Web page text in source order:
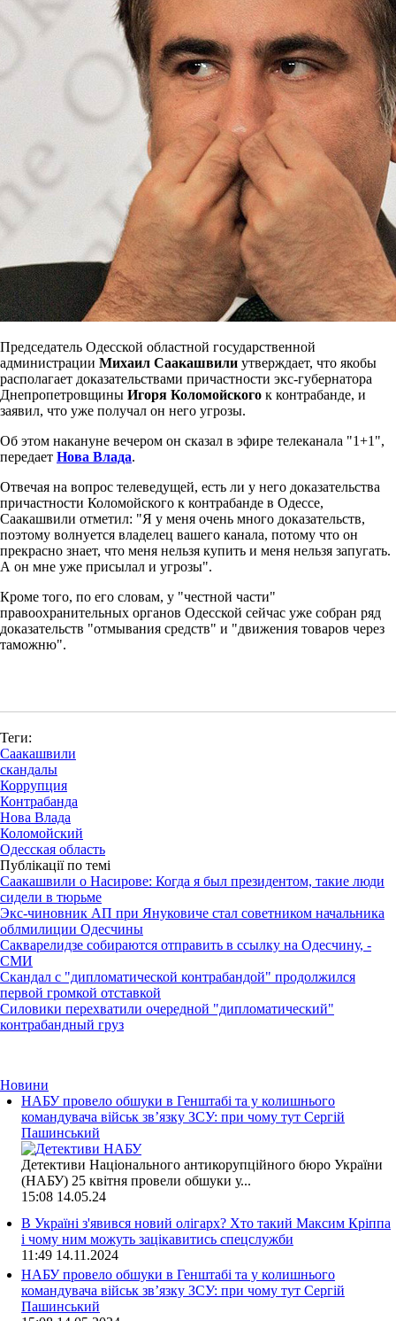
Председатель Одесской областной государственной
администрации Михаил Саакашвили утверждает, что якобы
располагает доказательствами причастности экс-губернатора
Днепропетровщины Игоря Коломойского к контрабанде, и
заявил, что уже получал он него угрозы.
Об этом накануне вечером он сказал в эфире телеканала "1+1",
передает Нова Влада.
Отвечая на вопрос телеведущей, есть ли у него доказательства
причастности Коломойского к контрабанде в Одессе,
Саакашвили отметил: "Я у меня очень много доказательств,
поэтому волнуется владелец вашего канала, потому что он
прекрасно знает, что меня нельзя купить и меня нельзя запугать.
А он мне уже присылал и угрозы".
Кроме того, по его словам, у "честной части"
правоохранительных органов Одесской сейчас уже собран ряд
доказательств "отмывания средств" и "движения товаров через
таможню".
Теги:
Саакашвили
скандалы
Коррупция
Контрабанда
Нова Влада
Коломойский
Одесская область
Публікації по темі
Саакашвили о Насирове: Когда я был президентом, такие люди
сидели в тюрьме
Экс-чиновник АП при Януковиче стал советником начальника
облмилиции Одесчины
Сакварелидзе собираются отправить в ссылку на Одесчину, -
СМИ
Скандал с "дипломатической контрабандой" продолжился
первой громкой отставкой
Силовики перехватили очередной "дипломатический"
контрабандный груз
Новини
НАБУ провело обшуки в Генштабі та у колишнього
командувача військ зв’язку ЗСУ: при чому тут Сергій
Пашинський
Детективи Національного антикорупційного бюро України
(НАБУ) 25 квітня провели обшуки у...
15:08 14.05.24
В Україні з'явився новий олігарх? Хто такий Максим Кріппа
і чому ним можуть зацікавитись спецслужби
11:49 14.11.2024
НАБУ провело обшуки в Генштабі та у колишнього
командувача військ зв’язку ЗСУ: при чому тут Сергій
Пашинський